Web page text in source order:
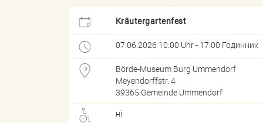
Kräutergartenfest
07.06.2026 10:00 Uhr - 17:00 Годинник
Börde-Museum Burg Ummendorf
Meyendorffstr. 4
39365 Gemeinde Ummendorf
ні